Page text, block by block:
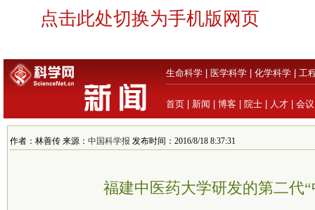
点击此处切换为手机版网页
生命科学 医学科学 化学科学 工
首页 新闻 博客 院士 人才 会议
作者：林善传 来源： 中国科学报 发布时间：2016/8/18 8:37:31
福建中医药大学研发的第二代